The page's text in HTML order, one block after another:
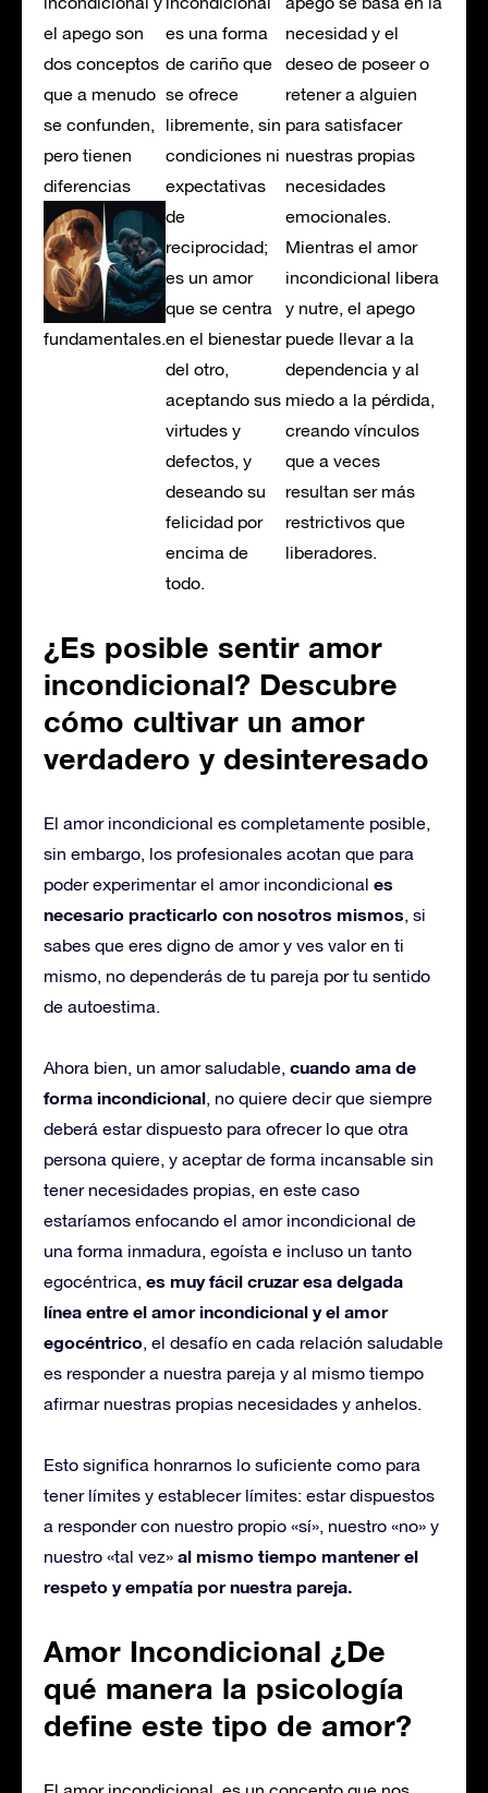
el apego son
dos conceptos
que a menudo
se confunden,
pero tienen
diferencias
fundamentales.
es una forma
de cariño que
se ofrece
libremente, sin
condiciones ni
expectativas
de
reciprocidad;
es un amor
que se centra
en el bienestar
del otro,
aceptando sus
virtudes y
defectos, y
deseando su
felicidad por
encima de
todo.
necesidad y el
deseo de poseer o
retener a alguien
para satisfacer
nuestras propias
necesidades
emocionales.
Mientras el amor
incondicional libera
y nutre, el apego
puede llevar a la
dependencia y al
miedo a la pérdida,
creando vínculos
que a veces
resultan ser más
restrictivos que
liberadores.
¿Es posible sentir amor
incondicional? Descubre
cómo cultivar un amor
verdadero y desinteresado
El amor incondicional es completamente posible,
sin embargo, los profesionales acotan que para
poder experimentar el amor incondicional es
necesario practicarlo con nosotros mismos, si
sabes que eres digno de amor y ves valor en ti
mismo, no dependerás de tu pareja por tu sentido
de autoestima.
Ahora bien, un amor saludable, cuando ama de
forma incondicional, no quiere decir que siempre
deberá estar dispuesto para ofrecer lo que otra
persona quiere, y aceptar de forma incansable sin
tener necesidades propias, en este caso
estaríamos enfocando el amor incondicional de
una forma inmadura, egoísta e incluso un tanto
egocéntrica, es muy fácil cruzar esa delgada
línea entre el amor incondicional y el amor
egocéntrico, el desafío en cada relación saludable
es responder a nuestra pareja y al mismo tiempo
afirmar nuestras propias necesidades y anhelos.
Esto significa honrarnos lo suficiente como para
tener límites y establecer límites: estar dispuestos
a responder con nuestro propio «sí», nuestro «no» y
nuestro «tal vez» al mismo tiempo mantener el
respeto y empatía por nuestra pareja.
Amor Incondicional ¿De
qué manera la psicología
define este tipo de amor?